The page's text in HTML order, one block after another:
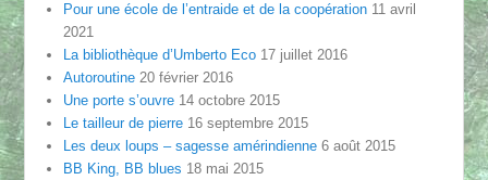
Pour une école de l’entraide et de la coopération 11 avril
2021
La bibliothèque d’Umberto Eco 17 juillet 2016
Autoroutine 20 février 2016
Une porte s’ouvre 14 octobre 2015
Le tailleur de pierre 16 septembre 2015
Les deux loups – sagesse amérindienne 6 août 2015
BB King, BB blues 18 mai 2015